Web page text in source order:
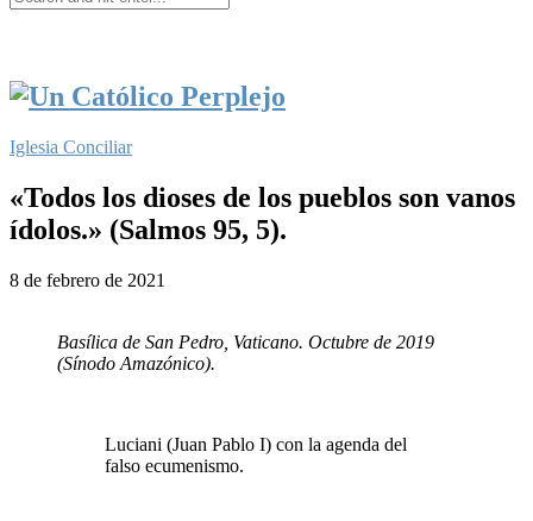
Iglesia Conciliar
«Todos los dioses de los pueblos son vanos
ídolos.» (Salmos 95, 5).
8 de febrero de 2021
Basílica de San Pedro, Vaticano. Octubre de 2019
(Sínodo Amazónico).
Luciani (Juan Pablo I) con la agenda del
falso ecumenismo.